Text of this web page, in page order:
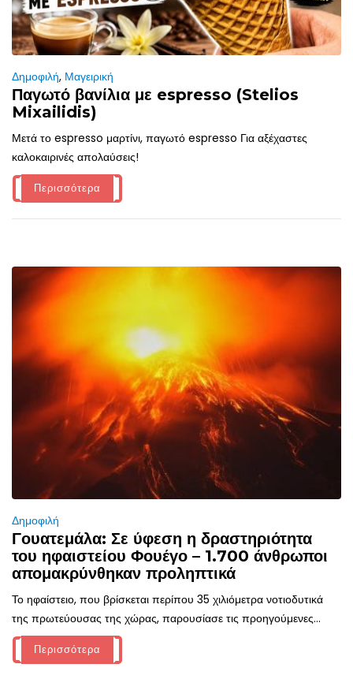
Δημοφιλή, Μαγειρική
Παγωτό βανίλια με espresso (Stelios
Mixailidis)
Μετά το espresso μαρτίνι, παγωτό espresso Για αξέχαστες
καλοκαιρινές απολαύσεις!
Περισσότερα
Δημοφιλή
Γουατεμάλα: Σε ύφεση η δραστηριότητα
του ηφαιστείου Φουέγο – 1.700 άνθρωποι
απομακρύνθηκαν προληπτικά
Το ηφαίστειο, που βρίσκεται περίπου 35 χιλιόμετρα νοτιοδυτικά
της πρωτεύουσας της χώρας, παρουσίασε τις προηγούμενες...
Περισσότερα